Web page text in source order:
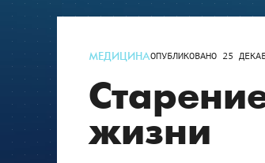
МЕДИЦИНАОПУБЛИКОВАНО 25
жизни